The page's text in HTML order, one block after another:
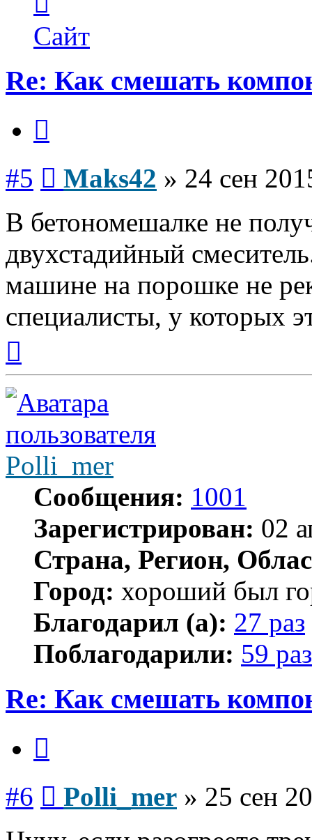
пользователя
Maks42
Сайт
Re: Как смешать
#5 Maks42 » 24 сен
В бетономешалке не
двухстадийный
машине на порошке не
специалисты, у которых
началу
Polli_mer
Сообщения: 1001
Зарегистрирован: 02
Страна, Регион,
Город: хороший был
Благодарил (а): 27 раз
Поблагодарили: 59 раз
Re: Как смешать
#6 Polli_mer » 25 сен